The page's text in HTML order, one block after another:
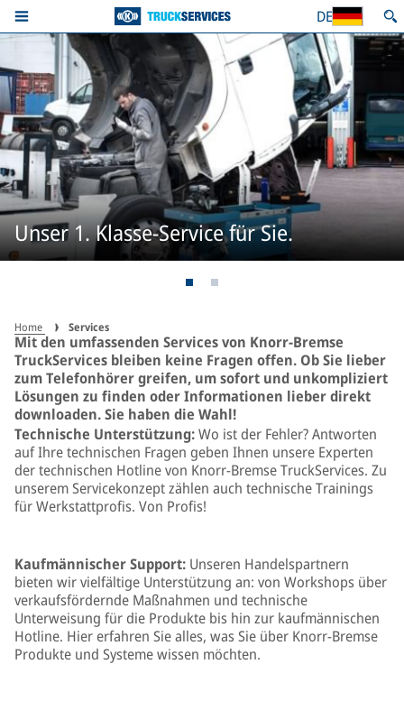
DE
Unser 1. Klasse-Service für Sie.
Home Services
Mit den umfassenden Services von Knorr-Bremse
TruckServices bleiben keine Fragen offen. Ob Sie lieber
zum Telefonhörer greifen, um sofort und unkompliziert
Lösungen zu finden oder Informationen lieber direkt
downloaden. Sie haben die Wahl!
Technische Unterstützung:Wo ist der Fehler? Antworten
auf Ihre technischen Fragen geben Ihnen unsere Experten
der technischen Hotline von Knorr-Bremse TruckServices. Zu
unserem Servicekonzept zählen auch technische Trainings
für Werkstattprofis. Von Profis!
Kaufmännischer Support: Unseren Handelspartnern
bieten wir vielfältige Unterstützung an: von Workshops über
verkaufsfördernde Maßnahmen und technische
Unterweisung für die Produkte bis hin zur kaufmännischen
Hotline. Hier erfahren Sie alles, was Sie über Knorr-Bremse
Produkte und Systeme wissen möchten.